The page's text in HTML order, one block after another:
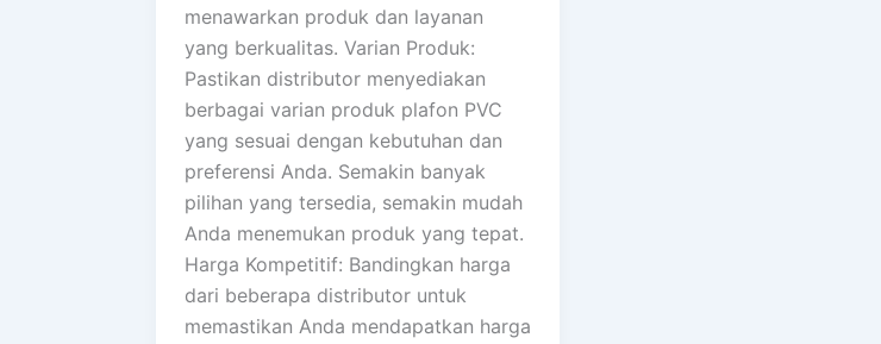
menawarkan produk dan layanan
yang berkualitas. Varian Produk:
Pastikan distributor menyediakan
berbagai varian produk plafon PVC
yang sesuai dengan kebutuhan dan
preferensi Anda. Semakin banyak
pilihan yang tersedia, semakin mudah
Anda menemukan produk yang tepat.
Harga Kompetitif: Bandingkan harga
dari beberapa distributor untuk
memastikan Anda mendapatkan harga